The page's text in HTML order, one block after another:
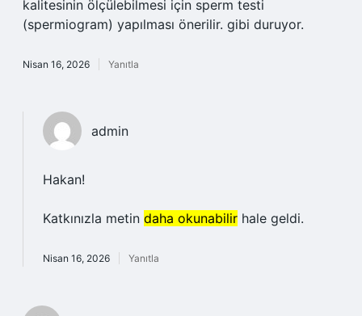
kalitesinin ölçülebilmesi için sperm testi
(spermiogram) yapılması önerilir. gibi duruyor.
Nisan 16, 2026 Yanıtla
admin
Hakan!
Katkınızla metin daha okunabilir hale geldi.
Nisan 16, 2026 Yanıtla